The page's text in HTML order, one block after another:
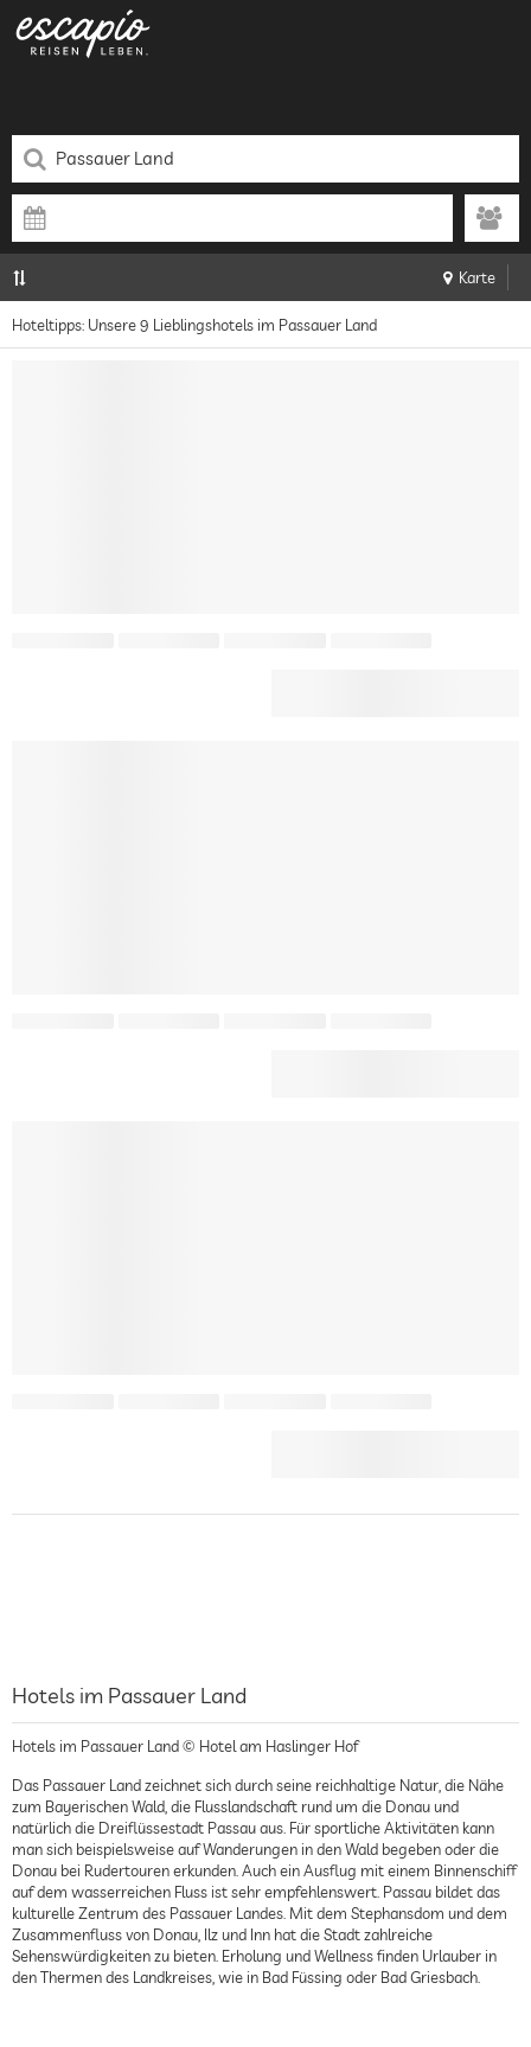
Karte
Hoteltipps: Unsere 9 Lieblingshotels im Passauer Land
Hotels im Passauer Land
Hotels im Passauer Land © Hotel am Haslinger Hof
Das Passauer Land zeichnet sich durch seine reichhaltige Natur, die Nähe
zum Bayerischen Wald, die Flusslandschaft rund um die Donau und
natürlich die Dreiflüssestadt Passau aus. Für sportliche Aktivitäten kann
man sich beispielsweise auf Wanderungen in den Wald begeben oder die
Donau bei Rudertouren erkunden. Auch ein Ausflug mit einem Binnenschiff
auf dem wasserreichen Fluss ist sehr empfehlenswert. Passau bildet das
kulturelle Zentrum des Passauer Landes. Mit dem Stephansdom und dem
Zusammenfluss von Donau, Ilz und Inn hat die Stadt zahlreiche
Sehenswürdigkeiten zu bieten. Erholung und Wellness finden Urlauber in
den Thermen des Landkreises, wie in Bad Füssing oder Bad Griesbach.